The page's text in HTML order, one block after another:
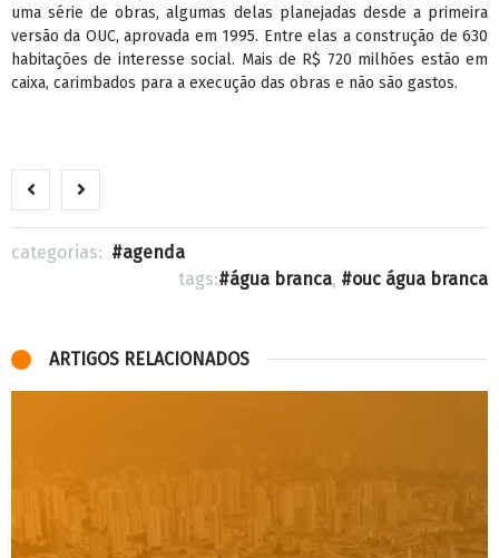
uma série de obras, algumas delas planejadas desde a primeira
versão da OUC, aprovada em 1995. Entre elas a construção de 630
habitações de interesse social. Mais de R$ 720 milhões estão em
caixa, carimbados para a execução das obras e não são gastos.
categorias:
agenda
tags:
água branca, ouc água branca
ARTIGOS RELACIONADOS